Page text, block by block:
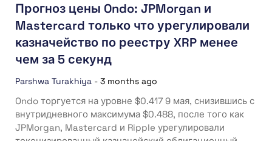
Прогноз цены Ondo: JPMorgan и
Mastercard только что урегулировали
казначейство по реестру XRP менее
чем за 5 секунд
Parshwa Turakhiya - 3 months ago
Ondo торгуется на уровне $0.417 9 мая, снизившись с
внутридневного максимума $0.488, после того как
JPMorgan, Mastercard и Ripple урегулировали